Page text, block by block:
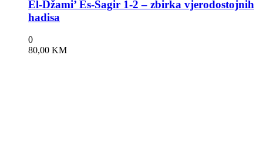
El-Džami’ Es-Sagir 1-2 – zbirka vjerodostojnih
hadisa
0
80,00 KM